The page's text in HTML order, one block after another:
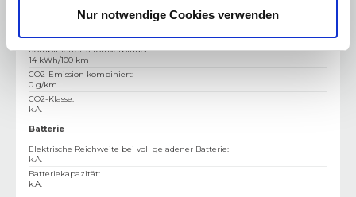
Nur notwendige Cookies verwenden
Kombinierter Stromverbrauch:
14 kWh/100 km
CO2-Emission kombiniert:
0 g/km
CO2-Klasse:
k.A.
Batterie
Elektrische Reichweite bei voll geladener Batterie:
k.A.
Batteriekapazität:
k.A.